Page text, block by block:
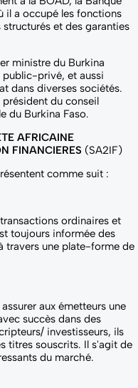
il a occupé les fonctions
et des garanties
ministre du Burkina
privé, et aussi
dans diverses sociétés.
du conseil
du Burkina Faso.
AFRICAINE
FINANCIERES (SA2IF)
comme suit :
ordinaires et
toujours informée des
travers une plate-forme de
aux émetteurs une
succès dans des
investisseurs, ils
titres souscrits. Il s'agit de
du marché.